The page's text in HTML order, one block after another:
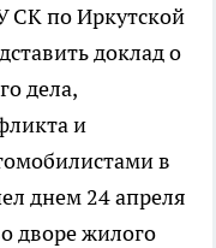
СК по Иркутской
доклад о
дела,
и
в
днем 24 апреля
дворе жилого